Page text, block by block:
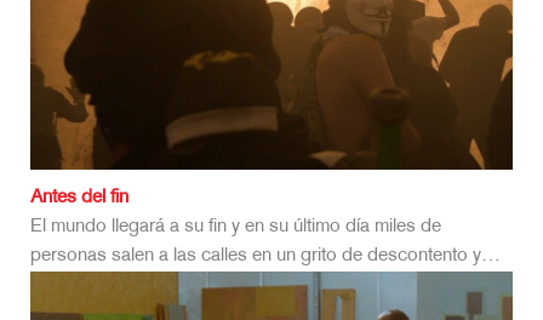
Antes del fin
El mundo llegará a su fin y en su último día miles de
personas salen a las calles en un grito de descontento y…